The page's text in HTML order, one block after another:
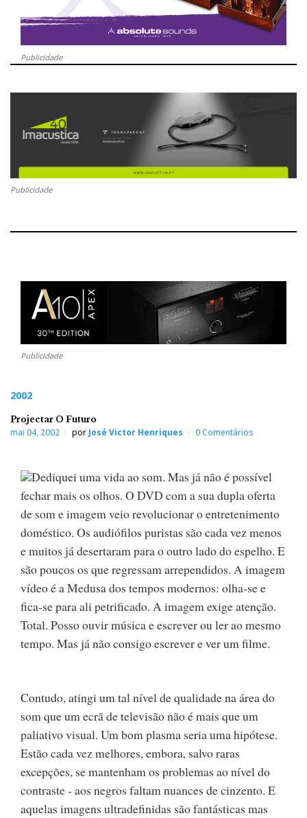
Publicidade
Publicidade
Publicidade
2002
Projectar O Futuro
mai 04, 2002 por José Victor Henriques 0 Comentários
Dediquei uma vida ao som. Mas já não é possível
fechar mais os olhos. O DVD com a sua dupla oferta
de som e imagem veio revolucionar o entretenimento
doméstico. Os audiófilos puristas são cada vez menos
e muitos já desertaram para o outro lado do espelho. E
são poucos os que regressam arrependidos. A imagem
vídeo é a Medusa dos tempos modernos: olha-se e
fica-se para ali petrificado. A imagem exige atenção.
Total. Posso ouvir música e escrever ou ler ao mesmo
tempo. Mas já não consigo escrever e ver um filme.
Contudo, atingi um tal nível de qualidade na área do
som que um ecrã de televisão não é mais que um
paliativo visual. Um bom plasma seria uma hipótese.
Estão cada vez melhores, embora, salvo raras
excepções, se mantenham os problemas ao nível do
contraste - aos negros faltam nuances de cinzento. E
aquelas imagens ultradefinidas são fantásticas mas